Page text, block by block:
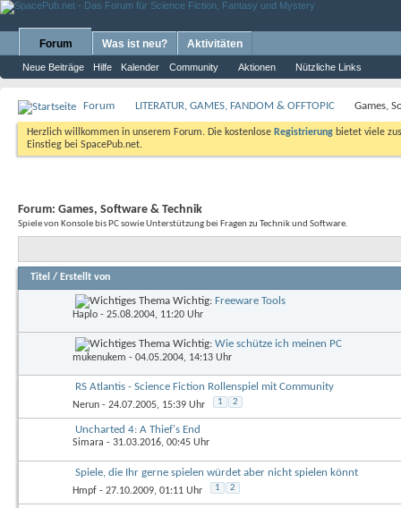
Forum
Neue Beiträge Hilfe Kalender Community Aktionen Nützliche Links
Was ist neu? Aktivitäten
Forum LITERATUR, GAMES, FANDOM & OFFTOPIC Games,
Herzlich willkommen in unserem Forum. Die kostenlose Registrierung bietet viele
Einstieg bei SpacePub.net.
Forum: Games, Software & Technik
Spiele von Konsole bis PC sowie Unterstützung bei Fragen zu Technik und Software.
Titel / Erstellt von
Wichtig: Freeware Tools
Haplo - 25.08.2004, 11:20 Uhr
Wichtig: Wie schütze ich meinen PC
mukenukem - 04.05.2004, 14:13 Uhr
RS Atlantis - Science Fiction Rollenspiel mit Community
Nerun - 24.07.2005, 15:39 Uhr 1 2
Uncharted 4: A Thief's End
Simara - 31.03.2016, 00:45 Uhr
Spiele, die Ihr gerne spielen würdet aber nicht spielen könnt
Hmpf - 27.10.2009, 01:11 Uhr 1 2